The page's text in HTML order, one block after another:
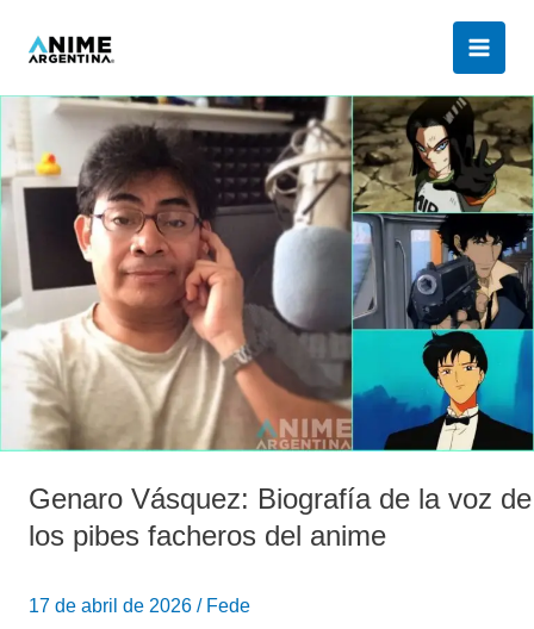
Genaro Vásquez: Biografía de la voz de
los pibes facheros del anime
17 de abril de 2026 / Fede
Genaro
Vásquez:
Biografía
la
voz
de
los
pibes
facheros
del
anime